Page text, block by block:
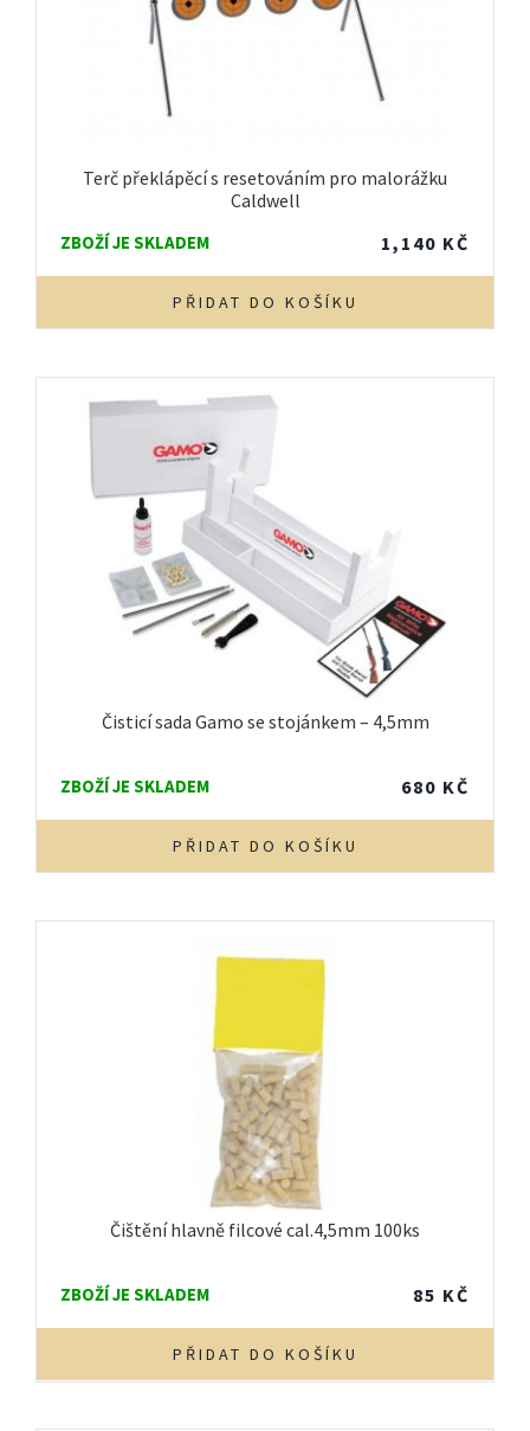
Terč překlápěcí s resetováním pro malorážku
Caldwell
ZBOŽÍ JE SKLADEM 1,140 KČ
PŘIDAT DO KOŠÍKU
Čisticí sada Gamo se stojánkem – 4,5mm
ZBOŽÍ JE SKLADEM 680 KČ
PŘIDAT DO KOŠÍKU
Čištění hlavně filcové cal.4,5mm 100ks
ZBOŽÍ JE SKLADEM 85 KČ
PŘIDAT DO KOŠÍKU